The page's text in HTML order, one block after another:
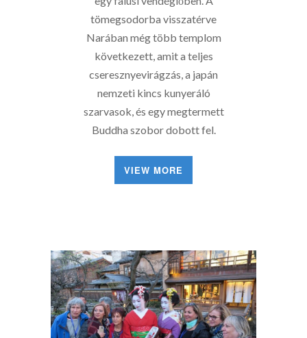
tömegsodorba visszatérve
Narában még több templom
következett, amit a teljes
cseresznyevirágzás, a japán
nemzeti kincs kunyeráló
szarvasok, és egy megtermett
Buddha szobor dobott fel.
VIEW MORE